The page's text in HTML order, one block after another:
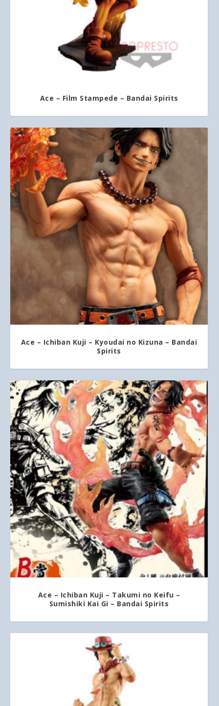
Ace – Film Stampede – Bandai Spirits
Ace – Ichiban Kuji – Kyoudai no Kizuna – Bandai
Spirits
Ace – Ichiban Kuji – Takumi no Keifu –
Sumishiki Kai Gi – Bandai Spirits